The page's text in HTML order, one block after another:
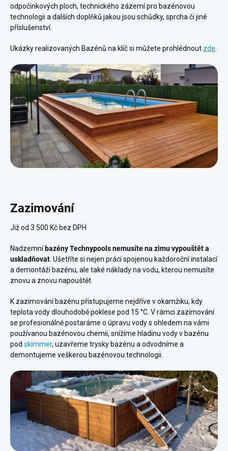
odpočinkových ploch, technického zázemí pro bazénovou
technologii a dalších doplňků jakou jsou schůdky, sprcha či jiné
příslušenství.
Ukázky realizovaných Bazénů na klíč si můžete prohlédnout zde
Zazimování
Již od 3 500 Kč bez DPH
Nadzemní bazényTechnypools nemusíte na zimu vypouštět a
uskladňovat . Ušetříte si nejen práci spojenou každoroční instalací
a demontáží bazénu, ale také náklady na vodu, kterou nemusíte
znovu a znovu napouštět.
K zazimování bazénu přistupujeme nejdříve v okamžiku, kdy
teplota vody dlouhodobě poklese pod 15 °C. V rámci zazimování
se profesionálně postaráme o úpravu vody s ohledem na vámi
používanou bazénovou chemii, snížíme hladinu vody v bazénu
pod skimmer, uzavřeme trysky bazénu a odvodníme a
demontujeme veškerou bazénovou technologii.